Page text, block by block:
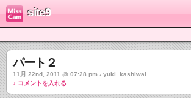
site9
パート２
11月 22nd, 2011 @ 07:28 pm › yuki_kashiwai
↓ コメントを入れる